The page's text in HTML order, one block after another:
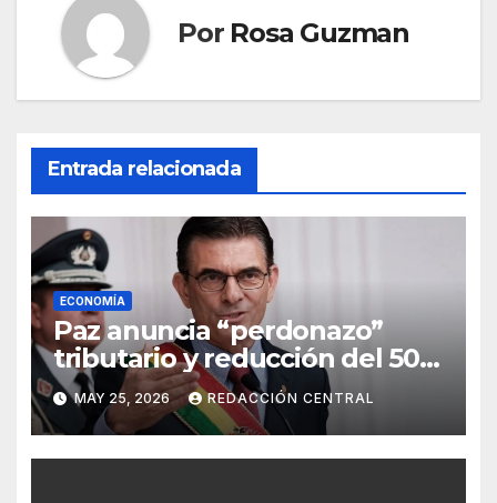
Por Rosa Guzman
Entrada relacionada
ECONOMÍA
Paz anuncia “perdonazo”
tributario y reducción del 50%
al salario del Presidente y
ministros
MAY 25, 2026 REDACCIÓN CENTRAL